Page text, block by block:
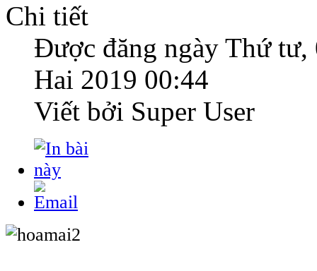
Chi tiết
Được đăng ngày Thứ tư,
Hai 2019 00:44
Viết bởi Super User